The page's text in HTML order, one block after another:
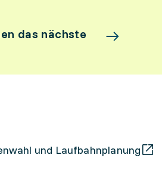
das nächste
und Laufbahnplanung